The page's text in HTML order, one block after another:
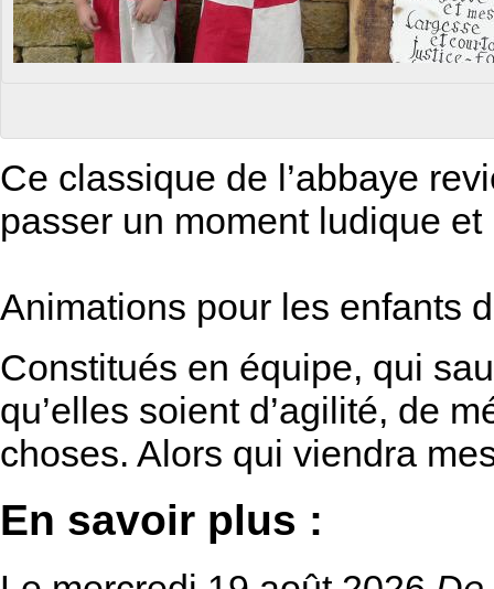
Ce classique de l’abbaye
passer un moment ludique et
Animations pour les enfants
Constitués en équipe, qui
qu’elles soient d’agilité, de
choses. Alors qui viendra
En savoir plus :